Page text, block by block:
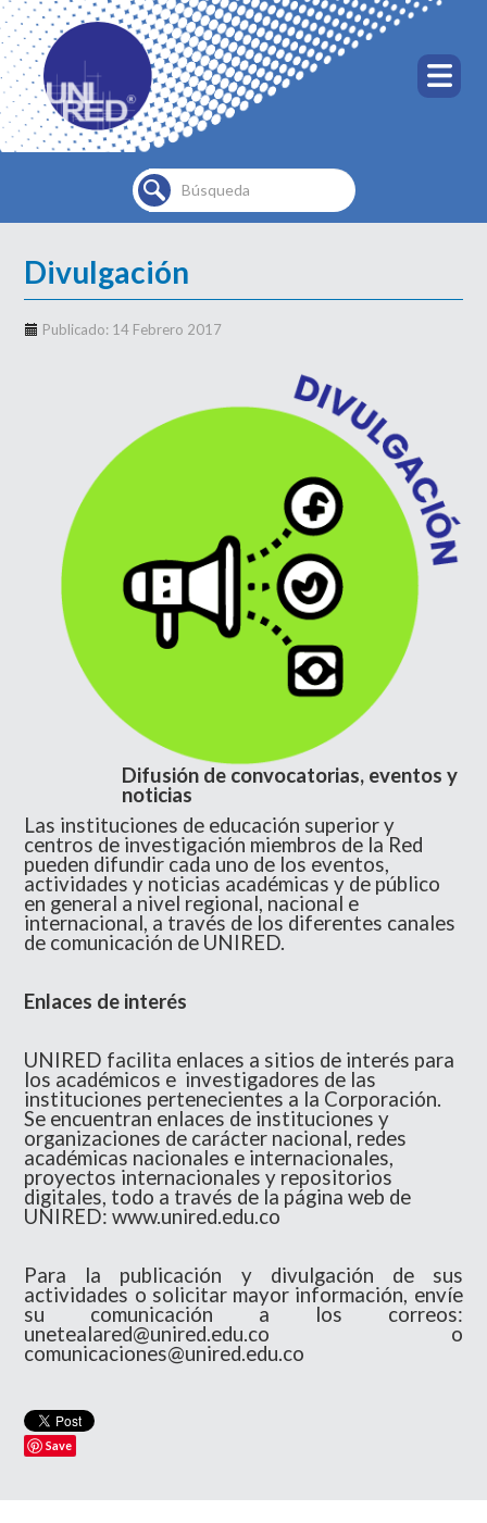
Buscar...
Divulgación
Publicado: 14 Febrero 2017
Difusión de convocatorias, eventos y
noticias
Las instituciones de educación superior y
centros de investigación miembros de la Red
pueden difundir cada uno de los eventos,
actividades y noticias académicas y de público
en general a nivel regional, nacional e
internacional, a través de los diferentes canales
de comunicación de UNIRED.
Enlaces de interés
UNIRED facilita enlaces a sitios de interés para
los académicos e investigadores de las
instituciones pertenecientes a la Corporación.
Se encuentran enlaces de instituciones y
organizaciones de carácter nacional, redes
académicas nacionales e internacionales,
proyectos internacionales y repositorios
digitales, todo a través de la página web de
UNIRED:www.unired.edu.co
Para la publicación y divulgación de sus
actividades o solicitar mayor información, envíe
su comunicación a los correos:
unetealared@unired.edu.co o
comunicaciones@unired.edu.co
Save